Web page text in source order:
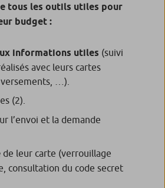
tous les outils utiles pour
budget :
informations utiles (suivi
avec leurs cartes
…).
(2)
l’envoi et la demande
de leur carte (verrouillage
consultation du code secret